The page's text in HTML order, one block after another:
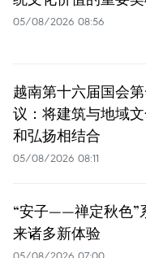
05/08/2026 08:56
越南第十六届国会
议：将建筑与地域
和弘扬相结合
05/08/2026 08:11
“安子——禅定秋色”
来诸多新体验